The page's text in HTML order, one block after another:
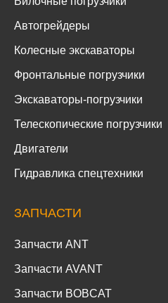
Автогрейдеры
Колесные экскаваторы
Фронтальные погрузчики
Экскаваторы-погрузчики
Телескопические погрузчики
Двигатели
Гидравлика спецтехники
ЗАПЧАСТИ
Запчасти ANT
Запчасти AVANT
Запчасти BOBCAT